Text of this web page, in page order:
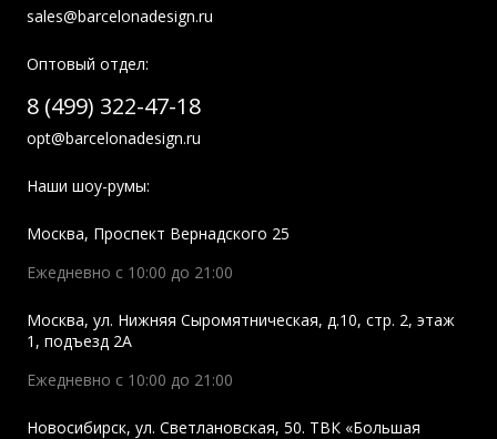
sales@barcelonadesign.ru
Оптовый отдел:
8 (499) 322-47-18
opt@barcelonadesign.ru
Наши шоу-румы:
Москва, Проспект Вернадского 25
Ежедневно с 10:00 до 21:00
Москва, ул. Нижняя Сыромятническая, д.10, стр. 2, этаж
1, подъезд 2A
Ежедневно с 10:00 до 21:00
Новосибирск, ул. Светлановская, 50. ТВК «Большая